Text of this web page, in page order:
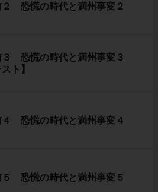
２ 恐慌の時代と満州事変２
３ 恐慌の時代と満州事変３
ト】
４ 恐慌の時代と満州事変４
５ 恐慌の時代と満州事変５